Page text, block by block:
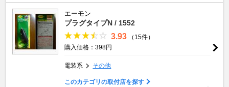
エーモン
プラグタイプN / 1552
3.93
（15件）
購入価格：398円
電装系 その他
このカテゴリの取付店を探す